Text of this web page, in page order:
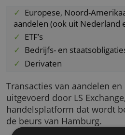
Je identificeert je met
identiteitsbewijs en je
vragen over je ervaring
de rekening meestal
gebruiken.
Waarin kun je beleggen?
Europese, Noord-
aandelen (ook uit